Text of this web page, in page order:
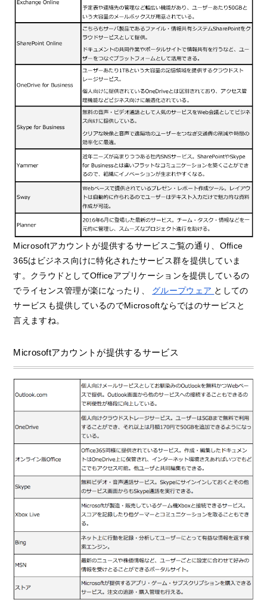
Microsoftアカウントが提供するサービスご覧の通り、Office
365はビジネス向けに特化されたサービス群を提供していま
す。クラウドとしてOfficeアプリケーションを提供しているの
でライセンス管理が楽になったり、 グループウェア としての
サービスも提供しているのでMicrosoftならではのサービスと
言えますね。
Microsoftアカウントが提供するサービス